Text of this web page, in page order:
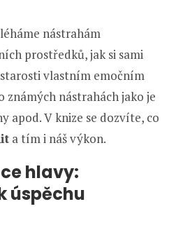
nástrahám
prostředků, jak si sami
vlastním emočním
známých nástrahách jako je
apod. V knize se dozvíte, co
a tím i náš výkon.
hlavy:
úspěchu